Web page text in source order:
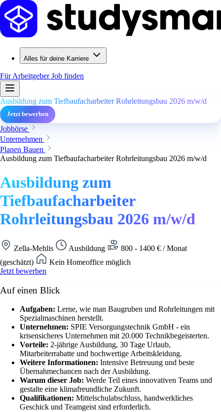
Alles für deine Karriere
Für ArbeitgeberJob finden
Ausbildung zum Tiefbaufacharbeiter Rohrleitungsbau 2026 m/w/d
Jetzt bewerben
Jobbörse
Unternehmen
Planen Bauen
Ausbildung zum Tiefbaufacharbeiter Rohrleitungsbau 2026 m/w/d
Ausbildung zum
Tiefbaufacharbeiter
Rohrleitungsbau 2026 m/w/d
Zella-Mehlis Ausbildung
800 - 1400 € / Monat
(geschätzt)
Kein Homeoffice möglich
Jetzt bewerben
Auf einen Blick
Aufgaben: Lerne, wie man Baugruben und Rohrleitungen mit
Spezialmaschinen herstellt.
Unternehmen: SPIE Versorgungstechnik GmbH - ein
krisensicheres Unternehmen mit 20.000 Technikbegeisterten.
Vorteile: 2-jährige Ausbildung, 30 Tage Urlaub,
Mitarbeiterrabatte und hochwertige Arbeitskleidung.
Weitere Informationen: Intensive Betreuung und beste
Übernahmechancen nach der Ausbildung.
Warum dieser Job: Werde Teil eines innovativen Teams und
gestalte eine klimafreundliche Zukunft.
Qualifikationen: Mittelschulabschluss, handwerkliches
Geschick und Teamgeist sind erforderlich.